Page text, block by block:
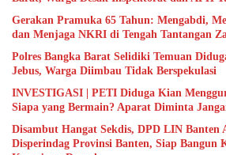
Gerakan Pramuka 65 Tahun: Mengabdi,
dan Menjaga NKRI di Tengah Tantangan
Polres Bangka Barat Selidiki Temuan
Jebus, Warga Diimbau Tidak Berspekulasi
INVESTIGASI | PETI Diduga Kian
Siapa yang Bermain? Aparat Diminta
Disambut Hangat Sekdis, DPD LIN Banten
Disperindag Provinsi Banten, Siap Bangun